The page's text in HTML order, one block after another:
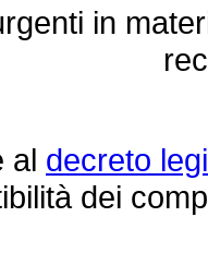
in
al decreto
dei